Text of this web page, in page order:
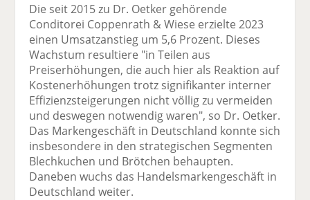
Die seit 2015 zu Dr. Oetker gehörende
Conditorei Coppenrath & Wiese erzielte 2023
einen Umsatzanstieg um 5,6 Prozent. Dieses
Wachstum resultiere "in Teilen aus
Preiserhöhungen, die auch hier als Reaktion auf
Kostenerhöhungen trotz signifikanter interner
Effizienzsteigerungen nicht völlig zu vermeiden
und deswegen notwendig waren", so Dr. Oetker.
Das Markengeschäft in Deutschland konnte sich
insbesondere in den strategischen Segmenten
Blechkuchen und Brötchen behaupten.
Daneben wuchs das Handelsmarkengeschäft in
Deutschland weiter.